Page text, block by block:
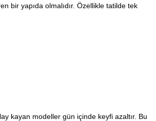
bir yapıda olmalıdır. Özellikle tatilde tek
kayan modeller gün içinde keyfi azaltır. Bu